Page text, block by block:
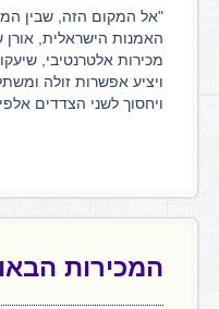
"אל המקום הזה, שבין
האמנות הישראלית,
מכירות אלטרנטיבי,
ויציע אפשרות זולה
ויחסוך לשני הצדדים
המכירות